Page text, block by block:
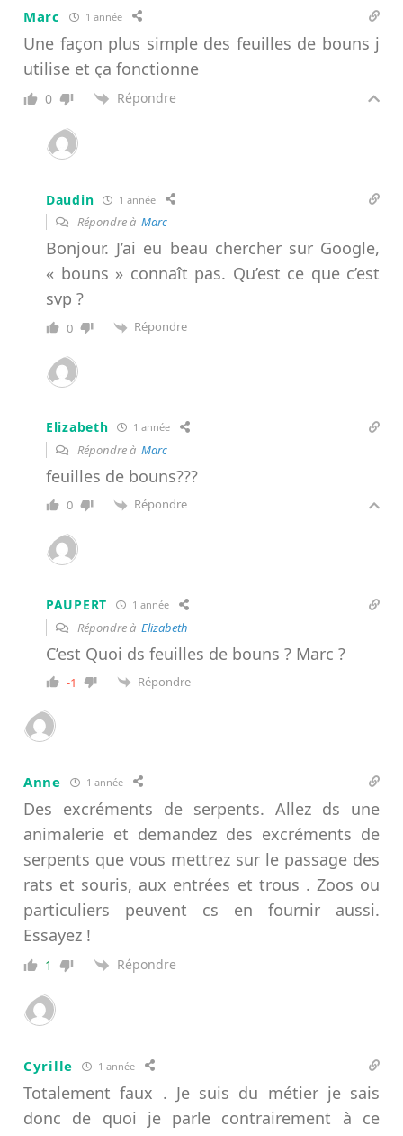
Marc 1 année
Une façon plus simple des feuilles de bouns j
utilise et ça fonctionne
0 Répondre
Daudin 1 année
Répondre à Marc
Bonjour. J’ai eu beau chercher sur Google,
« bouns » connaît pas. Qu’est ce que c’est
svp ?
0 Répondre
Elizabeth 1 année
Répondre à Marc
feuilles de bouns???
0 Répondre
PAUPERT 1 année
Répondre à Elizabeth
C’est Quoi ds feuilles de bouns ? Marc ?
-1 Répondre
Anne 1 année
Des excréments de serpents. Allez ds une
animalerie et demandez des excréments de
serpents que vous mettrez sur le passage des
rats et souris, aux entrées et trous . Zoos ou
particuliers peuvent cs en fournir aussi.
Essayez !
1 Répondre
Cyrille 1 année
Totalement faux . Je suis du métier je sais
donc de quoi je parle contrairement à ce